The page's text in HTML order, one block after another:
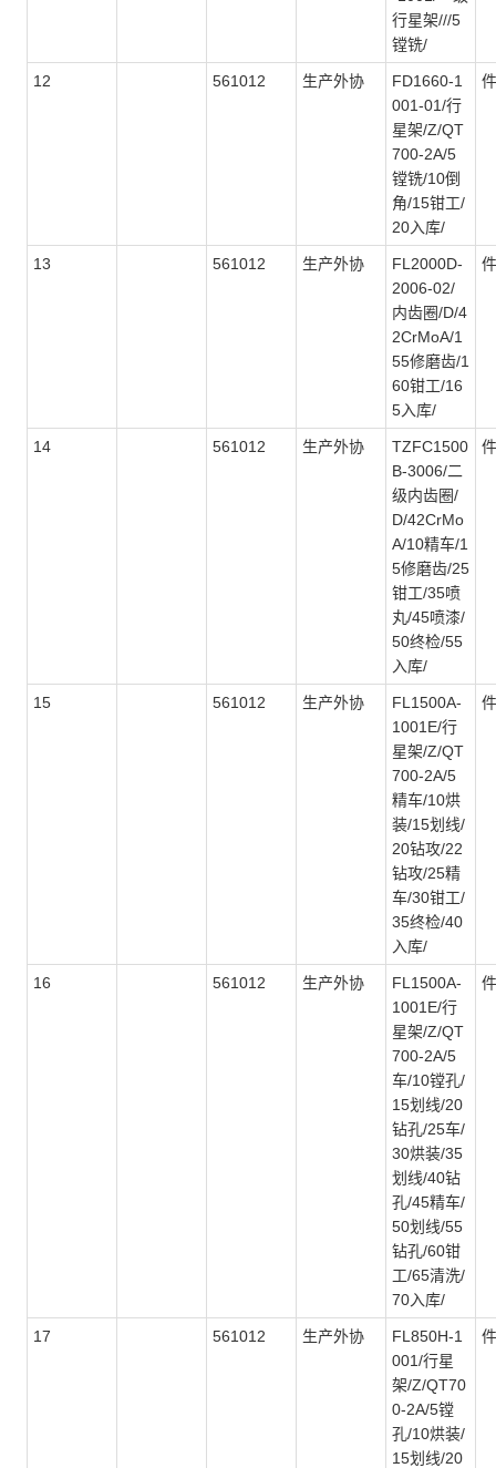
行星架///5
镗铣/
12 561012 生产外协
FD1660-1
001-01/行
星架/Z/QT
700-2A/5
镗铣/10倒
角/15钳工/
20入库/
件
13 561012 生产外协
FL2000D-
2006-02/
内齿圈/D/4
2CrMoA/1
55修磨齿/1
60钳工/16
5入库/
件
14 561012 生产外协
TZFC1500
B-3006/二
级内齿圈/
D/42CrMo
A/10精车/1
5修磨齿/25
钳工/35喷
丸/45喷漆/
50终检/55
入库/
件
15 561012 生产外协
FL1500A-
1001E/行
星架/Z/QT
700-2A/5
精车/10烘
装/15划线/
20钻攻/22
钻攻/25精
车/30钳工/
35终检/40
入库/
件
16 561012 生产外协
FL1500A-
1001E/行
星架/Z/QT
700-2A/5
车/10镗孔/
15划线/20
钻孔/25车/
30烘装/35
划线/40钻
孔/45精车/
50划线/55
钻孔/60钳
工/65清洗/
70入库/
件
17 561012 生产外协
FL850H-1
001/行星
架/Z/QT70
0-2A/5镗
孔/10烘装/
15划线/20
件